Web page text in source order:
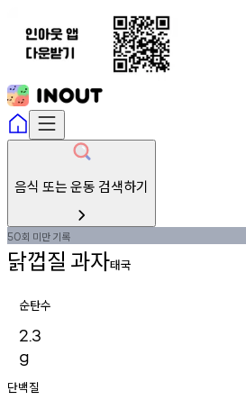
음식 또는 운동 검색하기
50회 미만기록
닭껍질 과자태국
순탄수
2.3
g
단백질